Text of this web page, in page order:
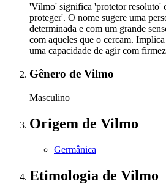
'Vilmo' significa 'protetor resoluto'
proteger'. O nome sugere uma
determinada e com um grande
com aqueles que o cercam.
uma capacidade de agir com
Gênero de Vilmo
Masculino
Origem de Vilmo
Germânica
Etimologia de Vilmo